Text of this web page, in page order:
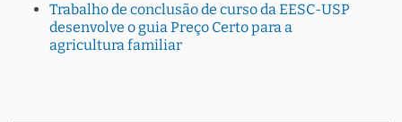
Trabalho de conclusão de curso da EESC-USP
desenvolve o guia Preço Certo para a
agricultura familiar